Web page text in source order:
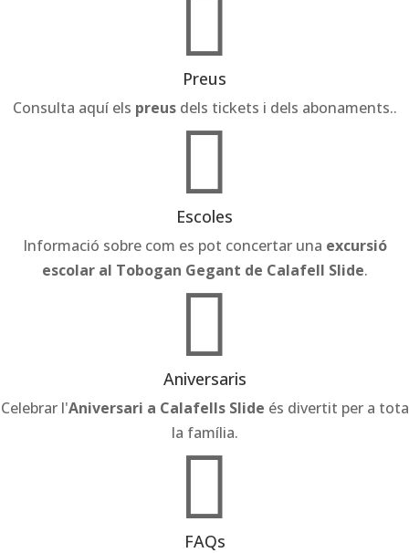

Preus
Consulta aquí els preusdels tickets i dels abonaments..

Escoles
Informació sobre com es pot concertar una excursió
escolar al Tobogan Gegant de Calafell Slide.

Aniversaris
Celebrar l'Aniversari a Calafells Slide és divertit per a tota
la família.

FAQs